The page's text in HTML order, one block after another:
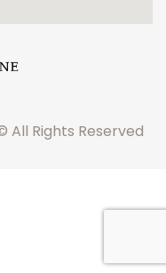
All Rights Reserved